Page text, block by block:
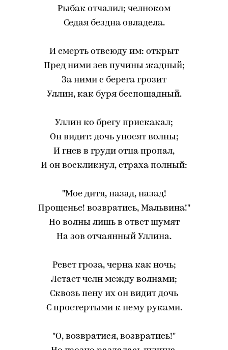
Рыбак отчалил; челноком
Седая бездна овладела.
И смерть отвсюду им: открыт
Пред ними зев пучины жадный;
За ними с берега грозит
Уллин, как буря беспощадный.
Уллин ко брегу прискакал;
Он видит: дочь уносят волны;
И гнев в груди отца пропал,
И он воскликнул, страха полный:
"Мое дитя, назад, назад!
Прощенье! возвратись, Мальвина!"
Но волны лишь в ответ шумят
На зов отчаянный Уллина.
Ревет гроза, черна как ночь;
Летает челн между волнами;
Сквозь пену их он видит дочь
С простертыми к нему руками.
"О, возвратися, возвратись!"